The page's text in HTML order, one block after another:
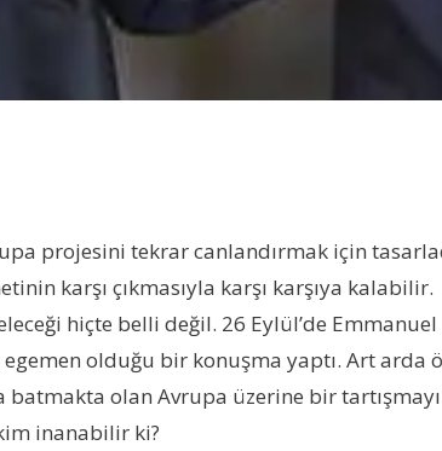
projesini tekrar canlandırmak için
karşı çıkmasıyla karşı karşıya kalabilir.
hiçte belli değil. 26 Eylül’de
olduğu bir konuşma yaptı. Art arda
olan Avrupa üzerine bir
inanabilir ki?